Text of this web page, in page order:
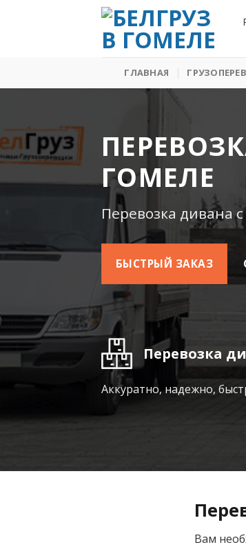
ГЛАВНАЯ
ГОМЕЛЕ
Перевозка дивана
БЫСТРЫЙ ЗАКАЗ
Перевозка
Аккуратно, надежно,
Вам